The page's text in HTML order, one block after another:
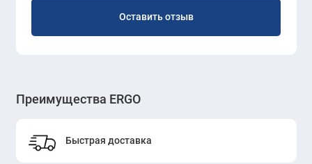
Оставить отзыв
Преимущества ERGO
Быстрая доставка